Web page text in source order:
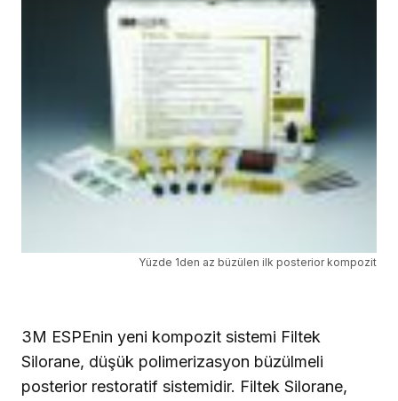
Yüzde 1den az büzülen ilk posterior kompozit
3M ESPEnin yeni kompozit sistemi Filtek
Silorane, düşük polimerizasyon büzülmeli
posterior restoratif sistemidir. Filtek Silorane,